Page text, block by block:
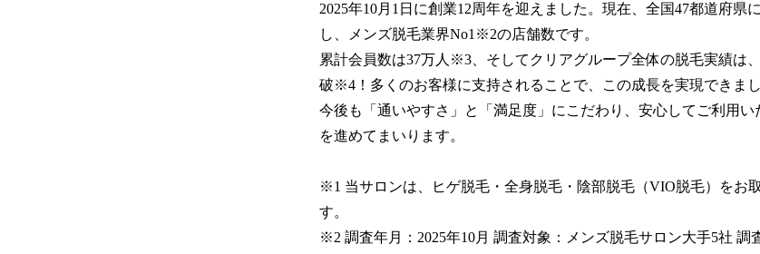
2025年10月1日に創業12周年を迎えました。現在、全国47都道府県
し、メンズ脱毛業界No1※2の店舗数です。
累計会員数は37万人※3、そしてクリアグループ全体の脱毛実績は
破※4！多くのお客様に支持されることで、この成長を実現できまし
今後も「通いやすさ」と「満足度」にこだわり、安心してご利用い
を進めてまいります。
※1 当サロンは、ヒゲ脱毛・全身脱毛・陰部脱毛（VIO脱毛）をお
す。
※2 調査年月：2025年10月 調査対象：メンズ脱毛サロン大手5社 調